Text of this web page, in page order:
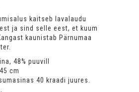
kaitseb lavalaudu
ja sind selle eest, et kuum
kaunistab Pärnumaa
48% puuvill
cm
40 kraadi juures.